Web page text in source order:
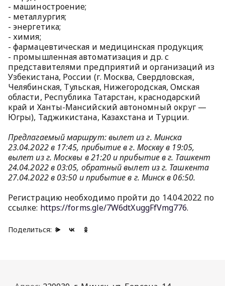
- машиностроение;
- металлургия;
- энергетика;
- химия;
- фармацевтическая и медицинская продукция;
- промышленная автоматизация и др. с
представителями предприятий и организаций из
Узбекистана, России (г. Москва, Свердловская,
Челябинская, Тульская, Нижегородская, Омская
области, Республика Татарстан, краснодарский
край и Ханты-Мансийский автономный округ —
Югры), Таджикистана, Казахстана и Турции.
Предлагаемый маршрут: вылет из г. Минска
23.04.2022 в 17:45, прибытие в г. Москву в 19:05,
вылет из г. Москвы в 21:20 и прибытие в г. Ташкент
24.04.2022 в 03:05, обратный вылет из г. Ташкента
27.04.2022 в 03:50 и прибытие в г. Минск в 06:50.
Регистрацию необходимо пройти до 14.04.2022 по
ссылке: https://forms.gle/7W6dtXuggFfVmg776.
Поделиться: